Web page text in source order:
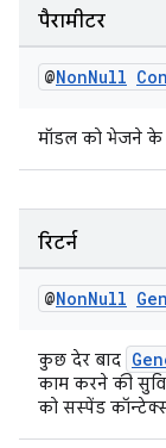
पैरामीटर
@NonNull
मॉडल को भेजने के
रिटर्न
@NonNull
कुछ देर बाद
काम करने की
को सस्पेंड